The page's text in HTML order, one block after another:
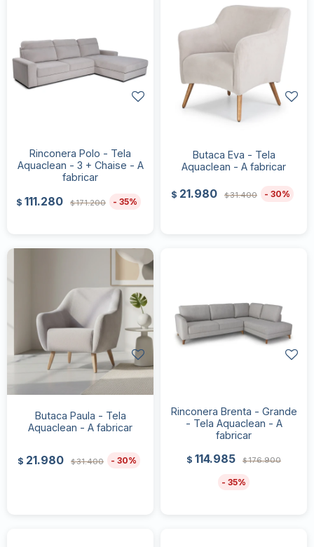
Rinconera Polo - Tela
Aquaclean - 3 + Chaise - A
fabricar
$ 111.280 $171.200 35
Butaca Eva - Tela
Aquaclean - A fabricar
$ 21.980 $31.400 30
Butaca Paula - Tela
Aquaclean - A fabricar
$ 21.980 $31.400 30
Rinconera Brenta - Grande
- Tela Aquaclean - A
fabricar
$ 114.985 $176.900
35